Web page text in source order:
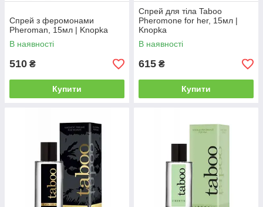
Спрей з феромонами
Pheroman, 15мл | Knopka
В наявності
510 ₴
Купити
Спрей для тіла Taboo
Pheromone for her, 15мл |
Knopka
В наявності
615 ₴
Купити